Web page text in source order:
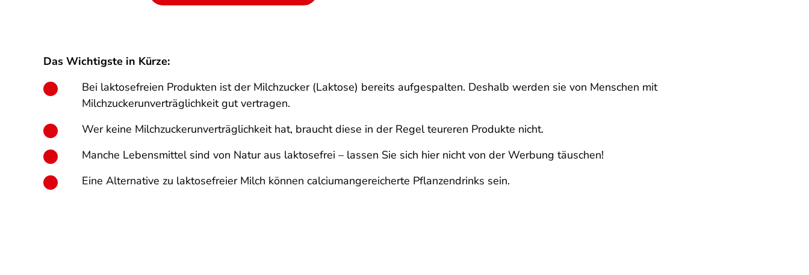
Das Wichtigste in Kürze:
Bei laktosefreien Produkten ist der Milchzucker (Laktose) bereits aufgespalten. Deshalb werden sie von Menschen mit
Milchzuckerunverträglichkeit gut vertragen.
Wer keine Milchzuckerunverträglichkeit hat, braucht diese in der Regel teureren Produkte nicht.
Manche Lebensmittel sind von Natur aus laktosefrei – lassen Sie sich hier nicht von der Werbung täuschen!
Eine Alternative zu laktosefreier Milch können calciumangereicherte Pflanzendrinks sein.